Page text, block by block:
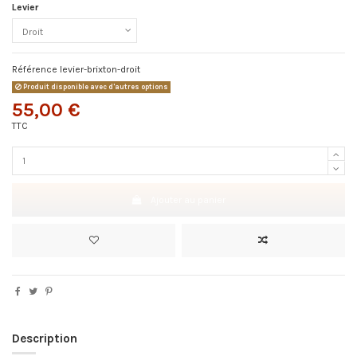
Levier
Référence levier-brixton-droit
Produit disponible avec d'autres options
55,00 €
TTC
Description